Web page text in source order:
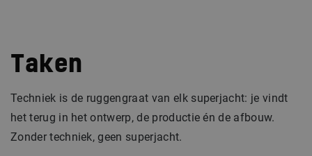
Taken
Techniek is de ruggengraat van elk superjacht: je vindt
het terug in het ontwerp, de productie én de afbouw.
Zonder techniek, geen superjacht.